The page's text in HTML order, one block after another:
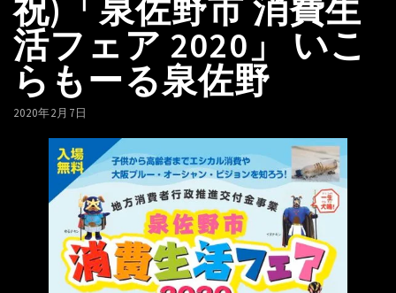
祝)「泉佐野市 消費生
活フェア 2020」 いこ
らもーる泉佐野
2020年2月7日